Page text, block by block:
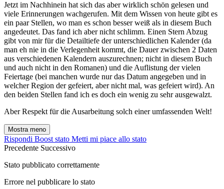
Jetzt im Nachhinein hat sich das aber wirklich schön gelesen und
viele Erinnerungen wachgerufen. Mit dem Wissen von heute gibt es
ein paar Stellen, wo man es schon besser weiß als in diesem Buch
angedeutet. Das fand ich aber nicht schlimm. Einen Stern Abzug
gibt von mir für die Detailtiefe der unterschiedlichen Kalender (da
man eh nie in die Verlegenheit kommt, die Dauer zwischen 2 Daten
aus verschiedenen Kalendern auszurechnen; nicht in diesem Buch
und auch nicht in den Romanen) und die Auflistung der vielen
Feiertage (bei manchen wurde nur das Datum angegeben und in
welcher Region der gefeiert, aber nicht mal, was gefeiert wird). An
den beiden Stellen fand ich es doch ein wenig zu sehr ausgewalzt.
Aber Respekt für die Ausarbeitung solch einer umfassenden Welt!
Mostra meno
Rispondi Boost stato Metti mi piace allo stato
Precedente Successivo
Stato pubblicato correttamente
Errore nel pubblicare lo stato